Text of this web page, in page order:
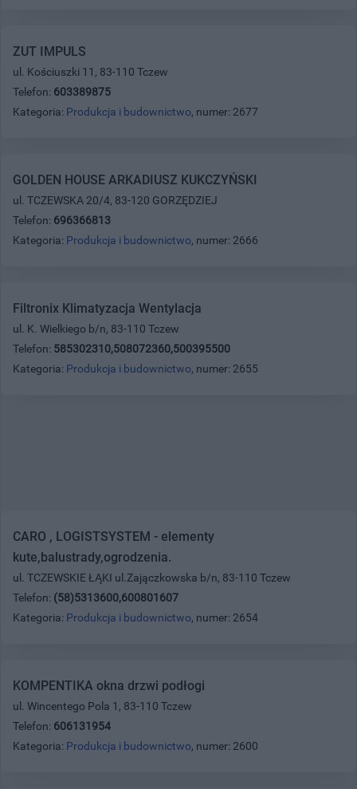
ZUT IMPULS
ul. Kościuszki 11, 83-110 Tczew
Telefon: 603389875
Kategoria: Produkcja i budownictwo, numer: 2677
GOLDEN HOUSE ARKADIUSZ KUKCZYŃSKI
ul. TCZEWSKA 20/4, 83-120 GORZĘDZIEJ
Telefon: 696366813
Kategoria: Produkcja i budownictwo, numer: 2666
Filtronix Klimatyzacja Wentylacja
ul. K. Wielkiego b/n, 83-110 Tczew
Telefon: 585302310,508072360,500395500
Kategoria: Produkcja i budownictwo, numer: 2655
CARO , LOGISTSYSTEM - elementy
kute,balustrady,ogrodzenia.
ul. TCZEWSKIE ŁĄKI ul.Zajączkowska b/n, 83-110 Tczew
Telefon: (58)5313600,600801607
Kategoria: Produkcja i budownictwo, numer: 2654
KOMPENTIKA okna drzwi podłogi
ul. Wincentego Pola 1, 83-110 Tczew
Telefon: 606131954
Kategoria: Produkcja i budownictwo, numer: 2600